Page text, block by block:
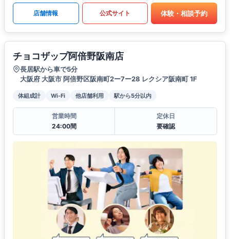
店舗情報 公式サイト 体験・相談予約
チョコザップ阿倍野阪南店
長居駅から車で5分
大阪府 大阪市 阿倍野区阪南町2ー7ー28 レクシア阪南町 1F
体組成計 Wi-Fi 他店舗利用 駅から5分以内
営業時間
24:00間
定休日
要確認